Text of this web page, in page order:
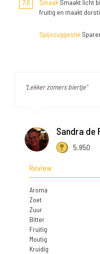
7,0 Smaak Smaakt licht
fruitig en maakt
Spijssuggestie
"Lekker zomers biertje"
Sandra de
5.950
Review
Aroma
Zoet
Zuur
Bitter
Fruitig
Moutig
Kruidig